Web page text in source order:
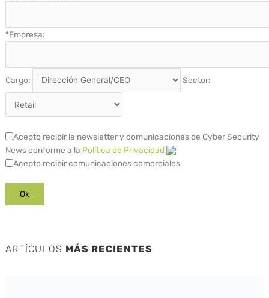
*Empresa:
Cargo: Sector:
Acepto recibir la newsletter y comunicaciones de Cyber Security
News conforme a la Política de Privacidad
Acepto recibir comunicaciones comerciales
ARTÍCULOS MÁS RECIENTES